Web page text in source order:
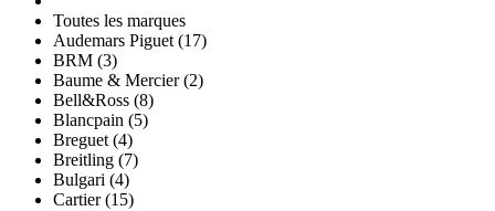
Toutes les marques
Audemars Piguet (17)
BRM (3)
Baume & Mercier (2)
Bell&Ross (8)
Blancpain (5)
Breguet (4)
Breitling (7)
Bulgari (4)
Cartier (15)